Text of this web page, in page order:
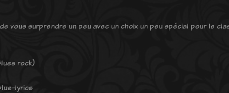
vous surprendre un peu avec un choix un peu spécial pour le
rock)
lyrics